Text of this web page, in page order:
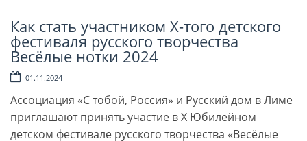
Читать далее
Как стать участником X-того детского
фестиваля русского творчества
Весёлые нотки 2024
01.11.2024
Ассоциация «С тобой, Россия» и Русский дом в Лиме
приглашают принять участие в X Юбилейном
детском фестивале русского творчества «Весёлые